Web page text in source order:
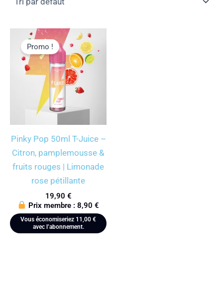
Promo !
Pinky Pop 50ml T-Juice –
Citron, pamplemousse &
fruits rouges | Limonade
rose pétillante
19,90 €
Prix membre : 8,90 €
Vous économiseriez 11,00 €
avec l’abonnement.